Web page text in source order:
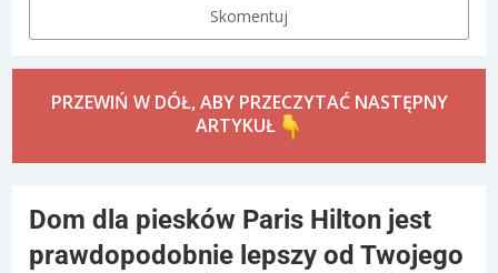
Skomentuj
PRZEWIŃ W DÓŁ, ABY PRZECZYTAĆ NASTĘPNY
ARTYKUŁ
Dom dla piesków Paris Hilton jest
prawdopodobnie lepszy od Twojego